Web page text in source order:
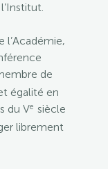
l’Académie,
de
égalité en
du Vesiècle
librement